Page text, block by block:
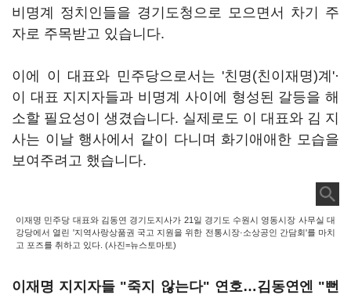
비명계 정치인들을 경기도청으로 모으면서 차기 주
자로 주목받고 있습니다.
이에 이 대표와 민주당으로서는 '친명(친이재명)계'·
이 대표 지지자들과 비명계 사이에 형성된 갈등을 해
소할 필요성이 생겼습니다. 실제로도 이 대표와 김 지
사는 이날 행사에서 같이 다니며 화기애애한 모습을
보여주려고 했습니다.
이재명 민주당 대표와 김동연 경기도지사가 21일 경기도 수원시 영동시장 사무실 대
강당에서 열린 '지역사랑상품권 국고 지원을 위한 전통시장·소상공인 간담회'를 마치
고 포즈를 취하고 있다. (사진=뉴스토마토)
이재명 지지자들 "죽지 않는다" 연호…김동연엔 "뻔